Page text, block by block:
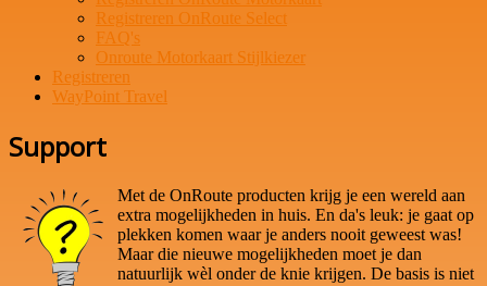
Registreren OnRoute Select
FAQ's
Onroute Motorkaart Stijlkiezer
Registreren
WayPoint Travel
Support
Met de OnRoute producten krijg je een wereld aan
extra mogelijkheden in huis. En da's leuk: je gaat op
plekken komen waar je anders nooit geweest was!
Maar die nieuwe mogelijkheden moet je dan
natuurlijk wèl onder de knie krijgen. De basis is niet